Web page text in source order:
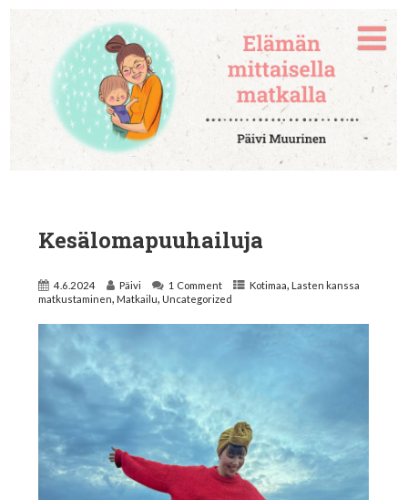
Kesälomapuuhailuja
4.6.2024 Päivi 1 Comment Kotimaa,Lasten kanssa
matkustaminen,Matkailu,Uncategorized